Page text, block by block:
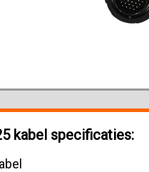
kabel specificaties: